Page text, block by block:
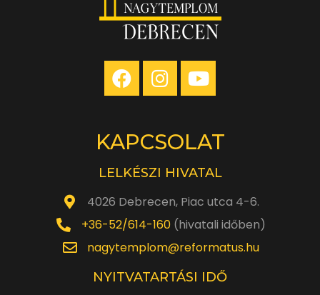
KAPCSOLAT
LELKÉSZI HIVATAL
4026 Debrecen, Piac utca 4-6.
+36-52/614-160(hivatali időben)
nagytemplom@reformatus.hu
NYITVATARTÁSI IDŐ